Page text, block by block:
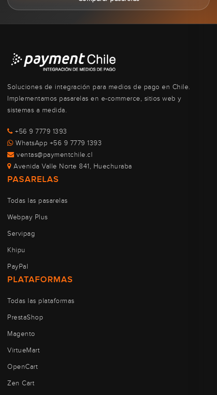
Soluciones de integración para medios de pago en Chile.
Implementamos pasarelas en e-commerce, sitios web y
sistemas a medida.
+56 9 7779 1393
WhatsApp +56 9 7779 1393
ventas@paymentchile.cl
Avenida Valle Norte 841, Huechuraba
PASARELAS
Todas las pasarelas
Webpay Plus
Servipag
Khipu
PayPal
PLATAFORMAS
Todas las plataformas
PrestaShop
Magento
VirtueMart
OpenCart
Zen Cart